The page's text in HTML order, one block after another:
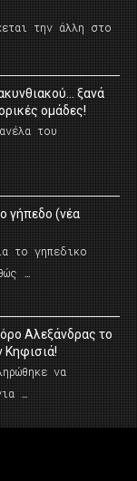
την άλλη στο
ξανά
ομάδες!
του
γήπεδο (νέα
το γηπεδικο
…
Αλεξάνδρας το
Κηφισιά!
να
…